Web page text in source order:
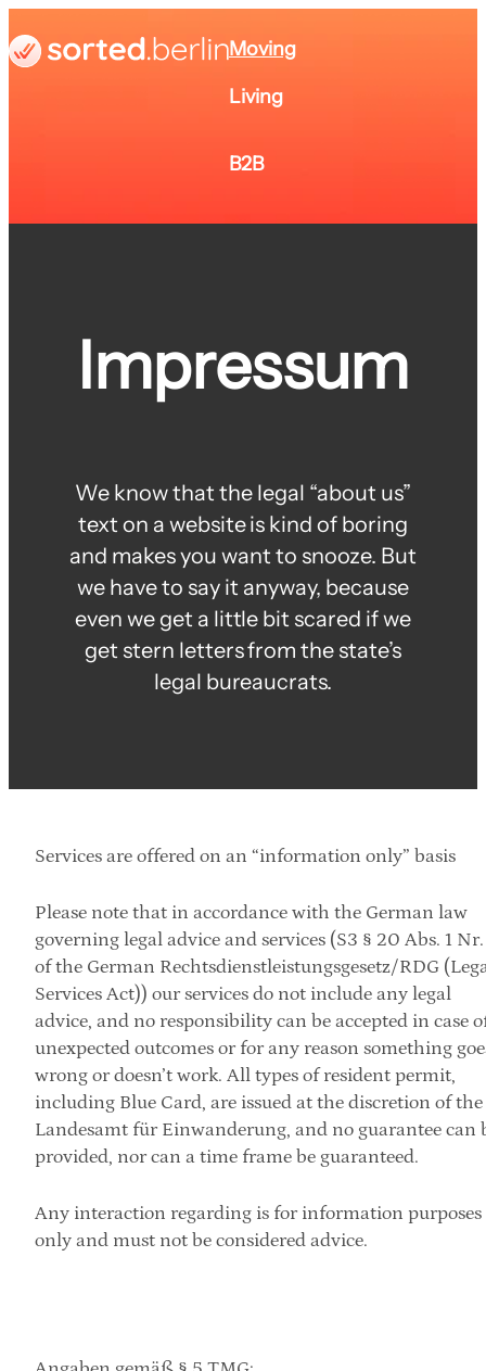
Moving
Living
B2B
Impressum
We know that the legal “about us”
text on a website is kind of boring
and makes you want to snooze. But
we have to say it anyway, because
even we get a little bit scared if we
get stern letters from the state’s
legal bureaucrats.
Services are offered on an “information only” basis
Please note that in accordance with the German law
governing legal advice and services (S3 § 20 Abs. 1 Nr.
of the German Rechtsdienstleistungsgesetz/RDG
Services Act)) our services do not include any legal
advice, and no responsibility can be accepted in case
unexpected outcomes or for any reason something
wrong or doesn’t work. All types of resident permit,
including Blue Card, are issued at the discretion of the
Landesamt für Einwanderung, and no guarantee can
provided, nor can a time frame be guaranteed.
Any interaction regarding is for information purposes
only and must not be considered advice.